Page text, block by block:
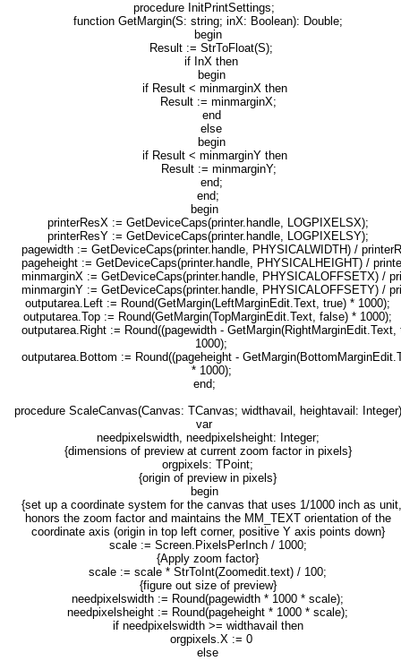
procedure InitPrintSettings;
function GetMargin(S: string; inX: Boolean): Double;
begin
Result := StrToFloat(S);
if InX then
begin
if Result < minmarginX then
Result := minmarginX;
end
else
begin
if Result < minmarginY then
Result := minmarginY;
end;
end;
begin
printerResX := GetDeviceCaps(printer.handle, LOGPIXELSX);
printerResY := GetDeviceCaps(printer.handle, LOGPIXELSY);
pagewidth := GetDeviceCaps(printer.handle, PHYSICALWIDTH) /
pageheight := GetDeviceCaps(printer.handle, PHYSICALHEIGHT) /
minmarginX := GetDeviceCaps(printer.handle, PHYSICALOFFSETX) /
minmarginY := GetDeviceCaps(printer.handle, PHYSICALOFFSETY) /
outputarea.Left := Round(GetMargin(LeftMarginEdit.Text, true) * 1000);
outputarea.Top := Round(GetMargin(TopMarginEdit.Text, false) * 1000);
outputarea.Right := Round((pagewidth - GetMargin(RightMarginEdit.Text,
1000);
outputarea.Bottom := Round((pageheight -
* 1000);
end;
procedure ScaleCanvas(Canvas: TCanvas; widthavail, heightavail:
var
needpixelswidth, needpixelsheight: Integer;
{dimensions of preview at current zoom factor in pixels}
orgpixels: TPoint;
{origin of preview in pixels}
begin
{set up a coordinate system for the canvas that uses 1/1000 inch as unit,
honors the zoom factor and maintains the MM_TEXT orientation of the
coordinate axis (origin in top left corner, positive Y axis points down}
scale := Screen.PixelsPerInch / 1000;
{Apply zoom factor}
scale := scale * StrToInt(Zoomedit.text) / 100;
{figure out size of preview}
needpixelswidth := Round(pagewidth * 1000 * scale);
needpixelsheight := Round(pageheight * 1000 * scale);
if needpixelswidth >= widthavail then
orgpixels.X := 0
else